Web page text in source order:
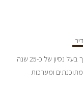
החברה נוסדה ע”י יוסי תדיר הנדסאי חשמל מוסמך בעל נסיון של כ-25 שנה
ומערכות